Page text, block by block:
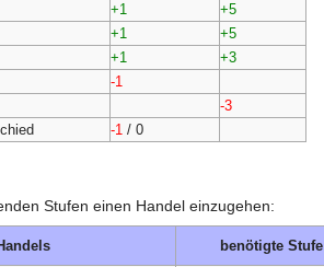
+1
+5
+1
+5
+1
+3
-1
-3
-1 / 0
Stufen einen Handel einzugehen:
benötigte Stufe